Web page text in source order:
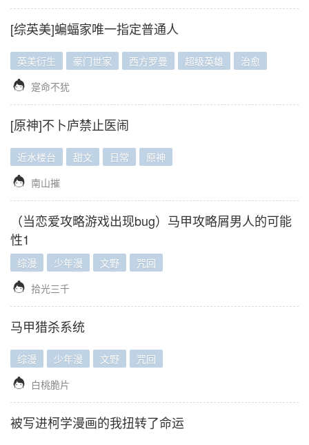
[综英美]蝙蝠家唯一指定普通人
英美衍生 豪门世家 西方罗曼 超级英雄 治愈
 寔命不犹
[原神]不卜庐禁止医闹
近水楼台 甜文 日常 原神
 南山摧
（当恋爱攻略游戏出现bug）马甲攻略屑男人的可能
性1
综漫 少年漫 文野 咒回
 拾光三千
马甲猎杀系统
综漫 少年漫 文野 咒回
 白桃脆片
被写进柯学漫画的我扭转了命运